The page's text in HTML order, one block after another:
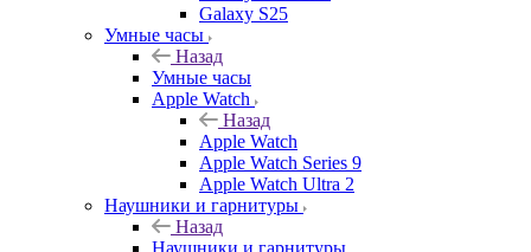
Galaxy S25
Умные часы
Назад
Умные часы
Apple Watch
Назад
Apple Watch
Apple Watch Series 9
Apple Watch Ultra 2
Наушники и гарнитуры
Назад
Наушники и гарнитуры